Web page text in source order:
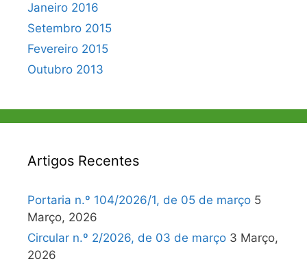
Janeiro 2016
Setembro 2015
Fevereiro 2015
Outubro 2013
Artigos Recentes
Portaria n.º 104/2026/1, de 05 de março 5
Março, 2026
Circular n.º 2/2026, de 03 de março 3 Março,
2026